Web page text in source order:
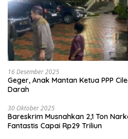
16 Desember 2025
Geger, Anak Mantan Ketua PPP
Darah
30 Oktober 2025
Bareskrim Musnahkan 2,1 Ton
Fantastis Capai Rp29 Triliun